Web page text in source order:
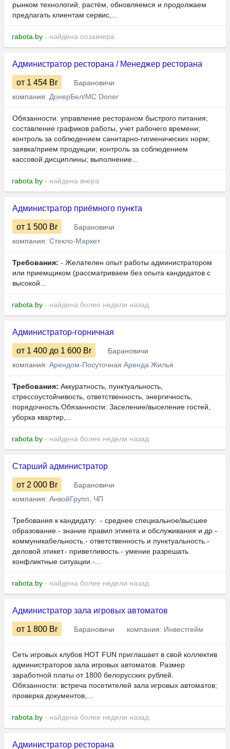
рынком технологий, растём, обновляемся и продолжаем
предлагать клиентам сервис,...
rabota.by - найдена позавчера
Администратор ресторана / Менеджер ресторана
от 1 454 Br
Барановичи
компания: ДонерБел/MC Doner
Обязанности: управление рестораном быстрого питания;
составление графиков работы, учет рабочего времени;
контроль за соблюдением санитарно-гигиенических норм;
заявка/прием продукции; контроль за соблюдением
кассовой дисциплины; выполнение...
rabota.by - найдена вчера
Администратор приёмного пункта
от 1 500 Br
Барановичи
компания: Стекло-Маркет
Требования: - Желателен опыт работы администратором
или приемщиком (рассматриваем без опыта кандидатов с
высокой...
rabota.by - найдена более недели назад
Администратор-горничная
от 1 400 до 1 600 Br
Барановичи
компания: Арендом-Посуточная Аренда Жилья
Требования: Аккуратность, пунктуальность,
стрессоустойчивость, ответственность, энергичность,
порядочность.Обязанности: Заселение/выселение гостей,
уборка квартир,...
rabota.by - найдена более недели назад
Старший администратор
от 2 000 Br
Барановичи
компания: АнвойГрупп, ЧП
Требования к кандидату: - среднее специальное/высшее
образование.- знание правил этикета и обслуживания и др.-
коммуникабельность.- ответственность и пунктуальность.-
деловой этикет.- приветливость.- умение разрешать
конфликтные ситуации.-...
rabota.by - найдена более недели назад
Администратор зала игровых автоматов
от 1 800 Br Барановичи компания: Инвестгейм
Сеть игровых клубов HOT FUN приглашает в свой коллектив
администраторов зала игровых автоматов. Размер
заработной платы от 1800 белорусских рублей.
Обязанности: встреча посетителей зала игровых автоматов;
проверка документов,...
rabota.by - найдена более недели назад
Администратор ресторана